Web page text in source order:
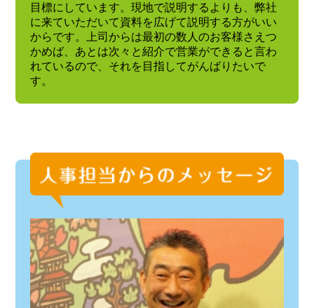
目標にしています。現地で説明するよりも、弊社
に来ていただいて資料を広げて説明する方がいい
からです。上司からは最初の数人のお客様さえつ
かめば、あとは次々と紹介で営業ができると言わ
れているので、それを目指してがんばりたいで
す。